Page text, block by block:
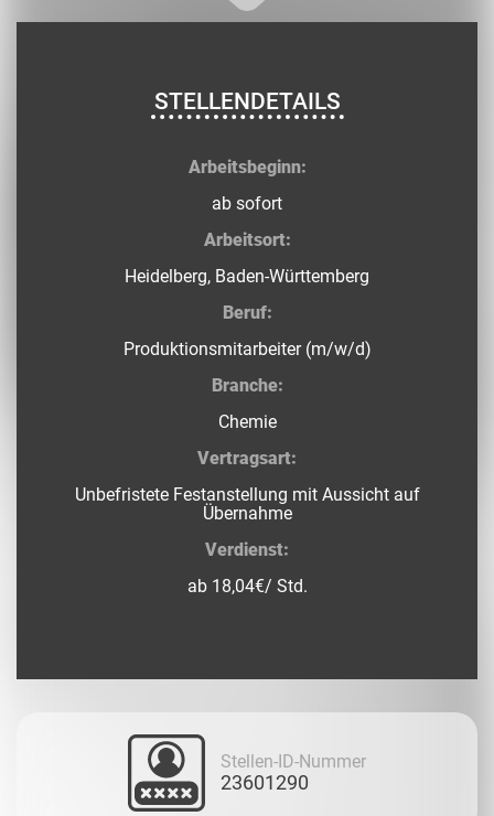
STELLENDETAILS
Arbeitsbeginn:
ab sofort
Arbeitsort:
Heidelberg, Baden-Württemberg
Beruf:
Produktionsmitarbeiter (m/w/d)
Branche:
Chemie
Vertragsart:
Unbefristete Festanstellung mit Aussicht auf
Übernahme
Verdienst:
ab 18,04€/ Std.
Stellen-ID-Nummer
23601290